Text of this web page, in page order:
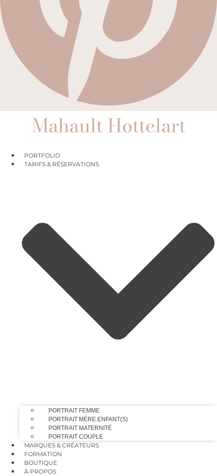
Mahault Hottelart
PORTFOLIO
TARIFS & RÉSERVATIONS
PORTRAIT FEMME
PORTRAIT MÈRE ENFANT(S)
PORTRAIT MATERNITÉ
PORTRAIT COUPLE
MARQUES & CRÉATEURS
FORMATION
BOUTIQUE
À PROPOS